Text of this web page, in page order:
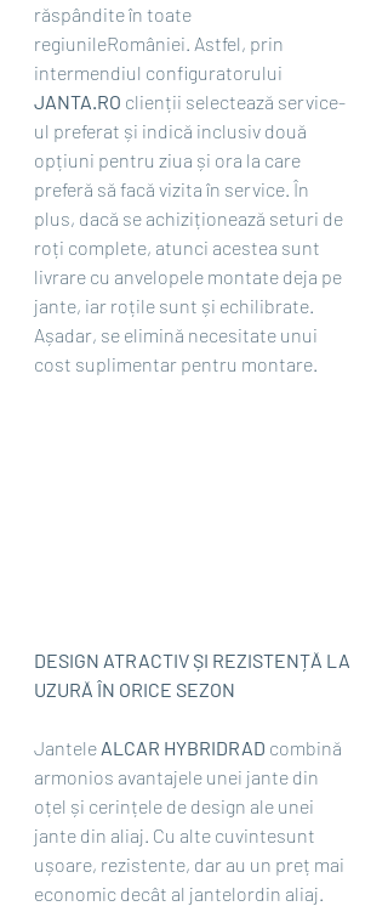
răspândite în toate
regiunileRomâniei. Astfel, prin
intermendiul configuratorului
JANTA.RO clienții selectează service-
ul preferat și indică inclusiv două
opțiuni pentru ziua și ora la care
preferă să facă vizita în service. În
plus, dacă se achiziționează seturi de
roți complete, atunci acestea sunt
livrare cu anvelopele montate deja pe
jante, iar roțile sunt și echilibrate.
Așadar, se elimină necesitate unui
cost suplimentar pentru montare.
DESIGN ATRACTIV ȘI REZISTENȚĂ LA
UZURĂ ÎN ORICE SEZON
Jantele ALCAR HYBRIDRAD combină
armonios avantajele unei jante din
oțel și cerințele de design ale unei
jante din aliaj. Cu alte cuvintesunt
ușoare, rezistente, dar au un preț mai
economic decât al jantelordin aliaj.